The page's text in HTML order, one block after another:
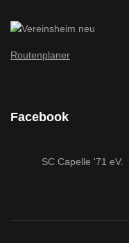
Routenplaner
Facebook
SC Capelle '71 eV.